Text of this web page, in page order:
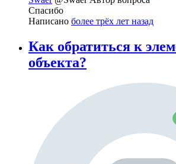
Спасибо
Написано более трёх лет назад
Как обратиться к
объекта?